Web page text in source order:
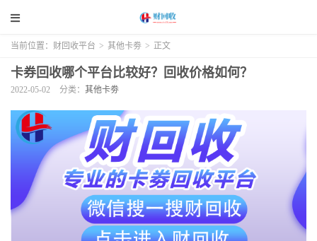
当前位置： 财回收平台 > 其他卡劵 > 正文
卡券回收哪个平台比较好？回收价格如何？
2022-05-02 分类： 其他卡劵